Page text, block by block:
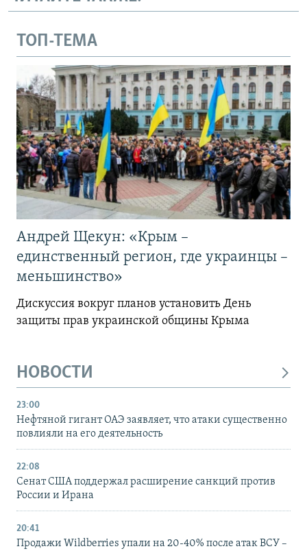
ТОП-ТЕМА
Андрей Щекун: «Крым –
единственный регион, где украинцы –
меньшинство»
Дискуссия вокруг планов установить День
защиты прав украинской общины Крыма
НОВОСТИ
23:00
Нефтяной гигант ОАЭ заявляет, что атаки существенно
повлияли на его деятельность
22:08
Сенат США поддержал расширение санкций против
России и Ирана
20:41
Продажи Wildberries упали на 20-40% после атак ВСУ –